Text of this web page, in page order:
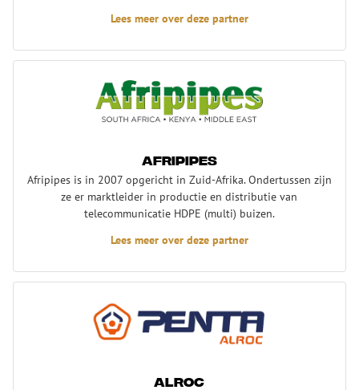
Lees meer over deze partner
Afripipes
Afripipes is in 2007 opgericht in Zuid-Afrika. Ondertussen zijn
ze er marktleider in productie en distributie van
telecommunicatie HDPE (multi) buizen.
Lees meer over deze partner
Alroc